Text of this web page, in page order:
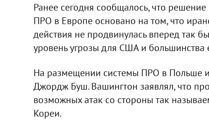
Ранее сегодня сообщалось, что
ПРО в Европе основано на том, что
действия не продвинулась вперед так
уровень угрозы для США и большинства
На размещении системы ПРО в Польше
Джордж Буш. Вашингтон заявлял, что
возможных атак со стороны так
Кореи.